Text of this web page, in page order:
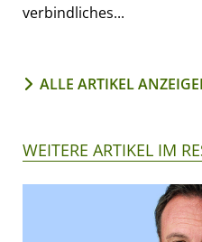
verbindliches...
ALLE ARTIKEL
WEITERE ARTIKEL IM